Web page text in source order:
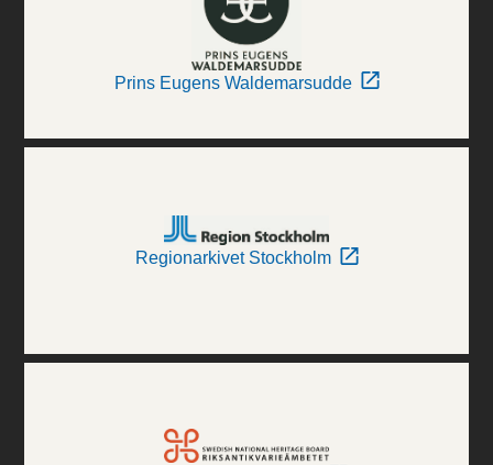
Prins Eugens Waldemarsudde
Regionarkivet Stockholm